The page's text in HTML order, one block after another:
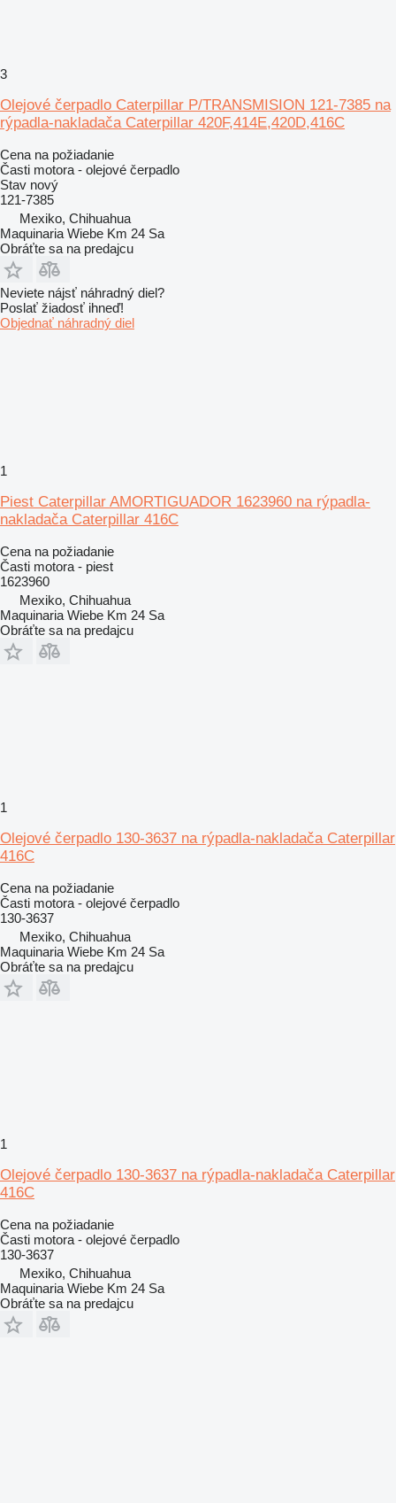
3
Olejové čerpadlo Caterpillar P/TRANSMISION 121-7385 na
rýpadla-nakladača Caterpillar 420F,414E,420D,416C
Cena na požiadanie
Časti motora - olejové čerpadlo
Stav nový
121-7385
Mexiko, Chihuahua
Maquinaria Wiebe Km 24 Sa
Obráťte sa na predajcu
Neviete nájsť náhradný diel?
Poslať žiadosť ihneď!
Objednať náhradný diel
1
Piest Caterpillar AMORTIGUADOR 1623960 na rýpadla-
nakladača Caterpillar 416C
Cena na požiadanie
Časti motora - piest
1623960
Mexiko, Chihuahua
Maquinaria Wiebe Km 24 Sa
Obráťte sa na predajcu
1
Olejové čerpadlo 130-3637 na rýpadla-nakladača Caterpillar
416C
Cena na požiadanie
Časti motora - olejové čerpadlo
130-3637
Mexiko, Chihuahua
Maquinaria Wiebe Km 24 Sa
Obráťte sa na predajcu
1
Olejové čerpadlo 130-3637 na rýpadla-nakladača Caterpillar
416C
Cena na požiadanie
Časti motora - olejové čerpadlo
130-3637
Mexiko, Chihuahua
Maquinaria Wiebe Km 24 Sa
Obráťte sa na predajcu